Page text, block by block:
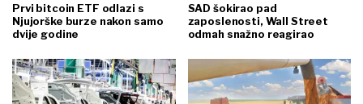
Prvi bitcoin ETF odlazi s
Njujorške burze nakon samo
dvije godine
SAD šokirao pad
zaposlenosti, Wall Street
odmah snažno reagirao